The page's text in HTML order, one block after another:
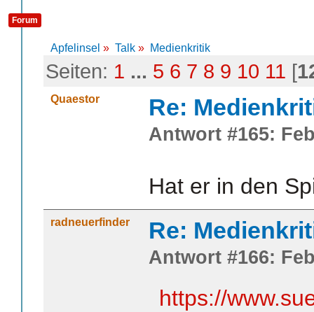
Forum
Apfelinsel » Talk » Medienkritik
Seiten: 1 ... 5 6 7 8 9 10 11 [
Quaestor Re:
Antwort #165:
Hat er in den
radneuerfinder Re:
Antwort #166:
https://